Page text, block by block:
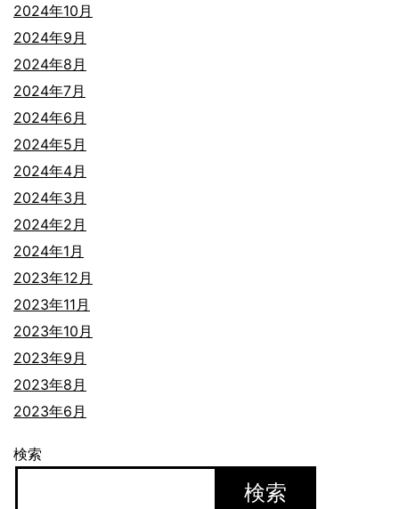
2024年10月
2024年9月
2024年8月
2024年7月
2024年6月
2024年5月
2024年4月
2024年3月
2024年2月
2024年1月
2023年12月
2023年11月
2023年10月
2023年9月
2023年8月
2023年6月
検索
検索